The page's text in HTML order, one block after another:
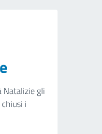
Natalizie gli
i